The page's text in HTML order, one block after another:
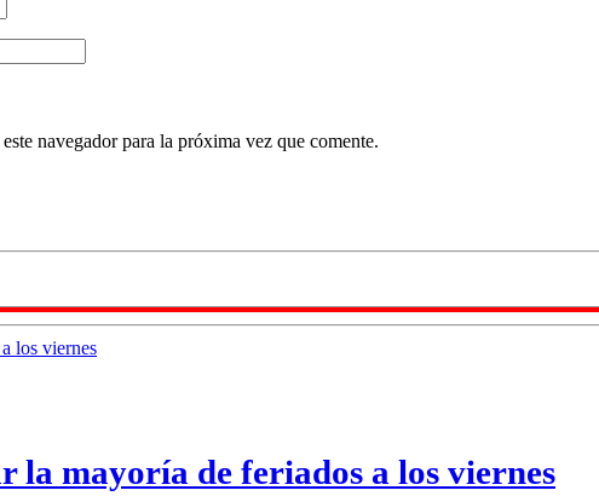
navegador para la próxima vez que comente.
la mayoría de feriados a los viernes